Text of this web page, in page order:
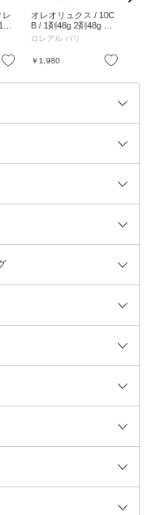
レ
お気に入り
オレオリュクス / 10C
B / 1剤48g 2剤48g マ
スク40g オイル12ml
ロレアル パリ
￥1,980
スクリーム
デーション
つげ
ソープ・ハンドソープ・石